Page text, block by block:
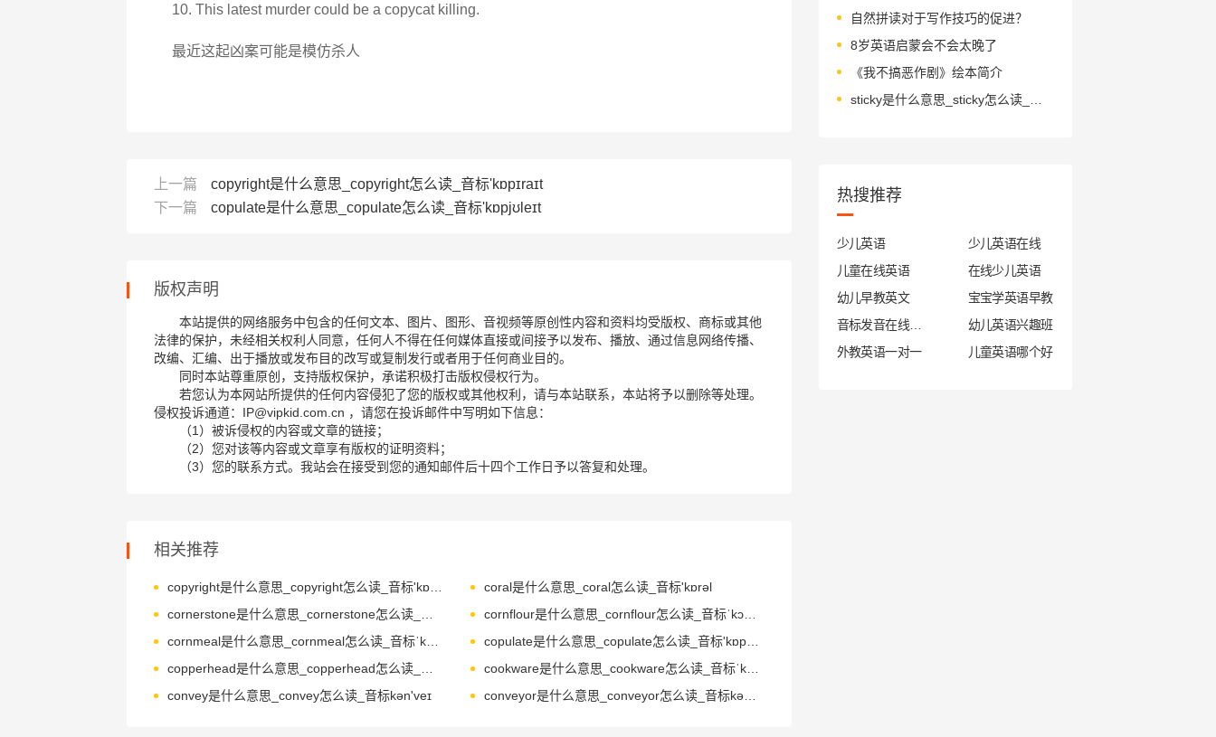
10. This latest murder could be a copycat killing.
最近这起凶案可能是模仿杀人
上一篇
copyright是什么意思_copyright怎么读_音标'kɒpɪraɪt
下一篇
copulate是什么意思_copulate怎么读_音标'kɒpjʊleɪt
版权声明
本站提供的网络服务中包含的任何文本、图片、图形、音视频等原创性内容和资料均受版权、商标或其他
法律的保护，未经相关权利人同意，任何人不得在任何媒体直接或间接予以发布、播放、通过信息网络传播、
改编、汇编、出于播放或发布目的改写或复制发行或者用于任何商业目的。
同时本站尊重原创，支持版权保护，承诺积极打击版权侵权行为。
若您认为本网站所提供的任何内容侵犯了您的版权或其他权利，请与本站联系，本站将予以删除等处理。
侵权投诉通道：IP@vipkid.com.cn ，请您在投诉邮件中写明如下信息：
（1）被诉侵权的内容或文章的链接；
（2）您对该等内容或文章享有版权的证明资料；
（3）您的联系方式。我站会在接受到您的通知邮件后十四个工作日予以答复和处理。
相关推荐
copyright是什么意思_copyright怎么读_音标'kɒpɪraɪt
coral是什么意思_coral怎么读_音标'kɒrəl
cornflour是什么意思_cornflour怎么读_音标ˈkɔ-nflaʊə(r)
cornmeal是什么意思_cornmeal怎么读_音标ˈkɔ-nmi-l
copulate是什么意思_copulate怎么读_音标'kɒpjʊleɪt
cookware是什么意思_cookware怎么读_音标ˈkʊkweə(r)
convey是什么意思_convey怎么读_音标kən'veɪ
conveyor是什么意思_conveyor怎么读_音标kənˈveɪə(r)
自然拼读对于写作技巧的促进？
8岁英语启蒙会不会太晚了
《我不搞恶作剧》绘本简介
热搜推荐
少儿英语
少儿英语在线
儿童在线英语
在线少儿英语
幼儿早教英文
宝宝学英语早教
幼儿英语兴趣班
外教英语一对一
儿童英语哪个好